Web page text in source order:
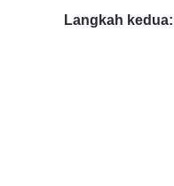
Langkah kedua: